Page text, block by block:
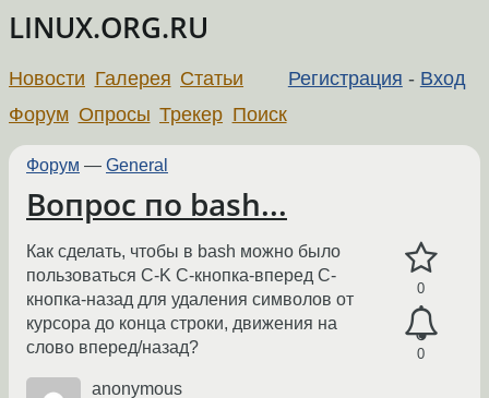
LINUX.ORG.RU
Регистрация - Вход
Новости Галерея Статьи
Форум Опросы Трекер Поиск
Форум — General
Вопрос по bash...
0
0
Как сделать, чтобы в bash можно было
пользоваться C-K C-кнопка-вперед C-
кнопка-назад для удаления символов от
курсора до конца строки, движения на
слово вперед/назад?
anonymous